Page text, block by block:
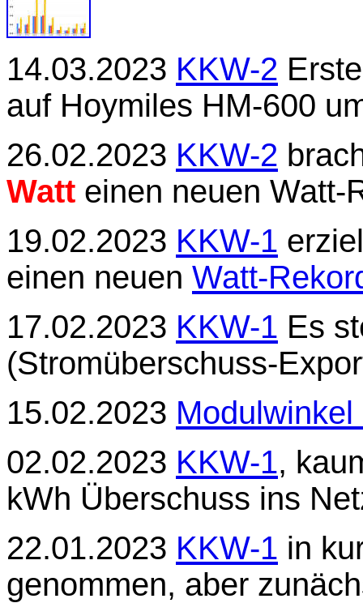
14.03.2023 KKW-2
auf Hoymiles HM-600
26.02.2023 KKW-2
Watt einen neuen Watt-
19.02.2023 KKW-1
einen neuen Watt-
17.02.2023 KKW-1 Es
(Stromüberschuss-
15.02.2023
02.02.2023 KKW-1,
kWh Überschuss ins
22.01.2023 KKW-1 in
genommen, aber